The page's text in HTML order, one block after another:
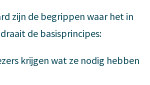
zijn de begrippen waar het in
de basisprincipes:
krijgen wat ze nodig hebben